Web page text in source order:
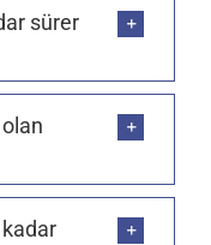
sürer